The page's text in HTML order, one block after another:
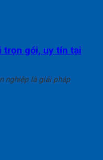
trọn gói, uy tín tại
nghiệp là giải pháp